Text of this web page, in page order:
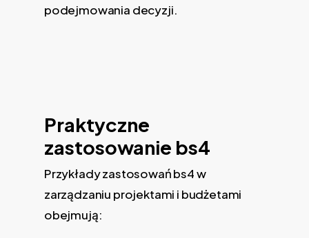
podejmowania decyzji.
Praktyczne
zastosowanie bs4
Przykłady zastosowań bs4 w
zarządzaniu projektami i budżetami
obejmują: